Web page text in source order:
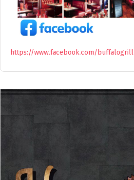
https://www.facebook.com/buffalogrill